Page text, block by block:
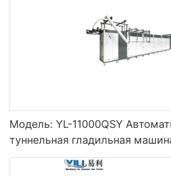
Модель: YL-11000QSY
туннельная гладильная